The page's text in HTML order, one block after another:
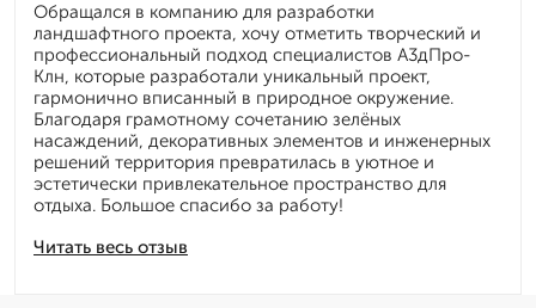
Читать весь отзыв
Обращался в компанию для разработки
ландшафтного проекта, хочу отметить творческий и
профессиональный подход специалистов А3дПро-
Клн, которые разработали уникальный проект,
гармонично вписанный в природное окружение.
Благодаря грамотному сочетанию зелёных
насаждений, декоративных элементов и инженерных
решений территория превратилась в уютное и
эстетически привлекательное пространство для
отдыха. Большое спасибо за работу!